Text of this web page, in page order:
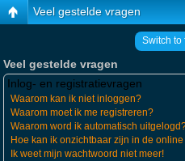
Veel gestelde vragen
Switch to
Veel gestelde vragen
Inlog- en registratievragen
Waarom kan ik niet inloggen?
Waarom moet ik me registreren?
Waarom word ik automatisch
Hoe kan ik onzichtbaar zijn in de
Ik weet mijn wachtwoord niet meer!